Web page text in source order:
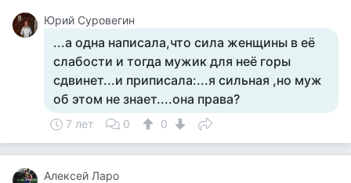
Юрий Суровегин
...а одна написала,что сила женщины в её
слабости и тогда мужик для неё горы
сдвинет...и приписала:...я сильная ,но муж
об этом не знает....она права?
7 лет 0 0
Алексей Ларо